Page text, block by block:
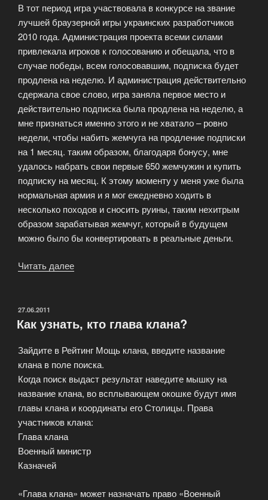
В тот период игра участвовала в конкурсе на звание
лучшей браузерной игры украинских разработчиков
2010 года. Администрация проекта всеми силами
привлекала игроков к голосованию и обещала, что в
случае победы, всем голосовавшим, подписка будет
продлена на неделю. И администрация действительно
сдержала свое слово, игра заняла первое место и
действительно подписка была продлена на неделю, а
мне признаться именно этого и не хватало – ровно
недели, чтобы набить жемчуга на продление подписки
на 1 месяц. таким образом, благодаря бонусу, мне
удалось набрать свои первые 650 жемчужин и купить
подписку на месяц. К этому моменту у меня уже была
нормальная армия и я мог ежедневно ходить в
несколько походов и сносить руины, таким нехитрым
образом зарабатывая жемчуг, который в будущем
можно было бы конвертировать в реальные деньги.
Читать далее
игра
выводом
реальных
денег
из
игры»
ОПУБЛИКОВАНО
27.06.2011
Как узнать, кто глава клана?
Зайдите в Рейтинг Мощь клана, введите название
клана в поле поиска.
Когда поиск выдаст результат наведите мышку на
название клана, во всплывающем окошке будут имя
главы клана и координаты его Столицы. Права
участников клана:
Глава клана
Военный министр
Казначей
«Глава клана» может назначать право «Военный